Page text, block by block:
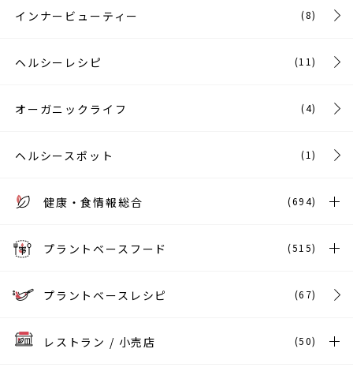
インナービューティー (8)
ヘルシーレシピ (11)
オーガニックライフ (4)
ヘルシースポット (1)
健康・食情報総合 (694)
プラントベースフード (515)
プラントベースレシピ (67)
レストラン / 小売店 (50)